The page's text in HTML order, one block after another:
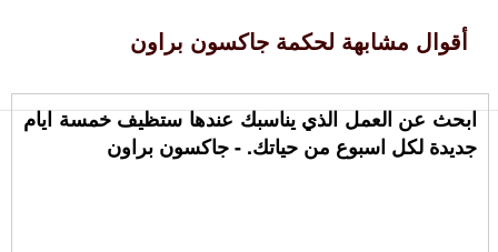
أقوال مشابهة لحكمة جاكسون براون
ابحث عن العمل الذي يناسبك عندها ستظيف خمسة ايام
جديدة لكل اسبوع من حياتك. - جاكسون براون